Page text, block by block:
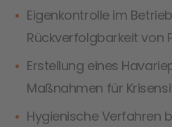
Eigenkontrolle im
Rückverfolgbarkeit von
Erstellung eines
Maßnahmen für
Hygienische Verfahren